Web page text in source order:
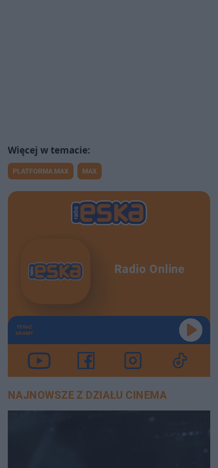
PLATFORMA MAX MAX
Radio Online
TERAZ
GRAMY
NAJNOWSZE Z DZIAŁU CINEMA